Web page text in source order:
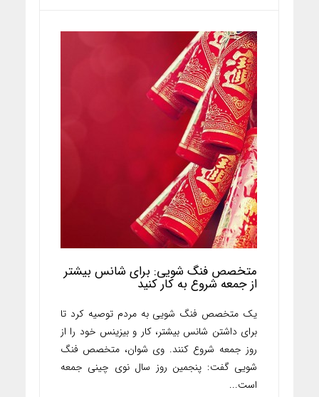
متخصص فنگ شویی: برای شانس بیشتر
از جمعه شروع به کار کنید
یک متخصص فنگ شویی به مردم توصیه کرد تا
برای داشتن شانس بیشتر، کار و بیزینس خود را از
روز جمعه‌ شروع کنند. وی شوان، متخصص فنگ
شویی گفت: پنجمین روز سال نوی چینی جمعه
است...